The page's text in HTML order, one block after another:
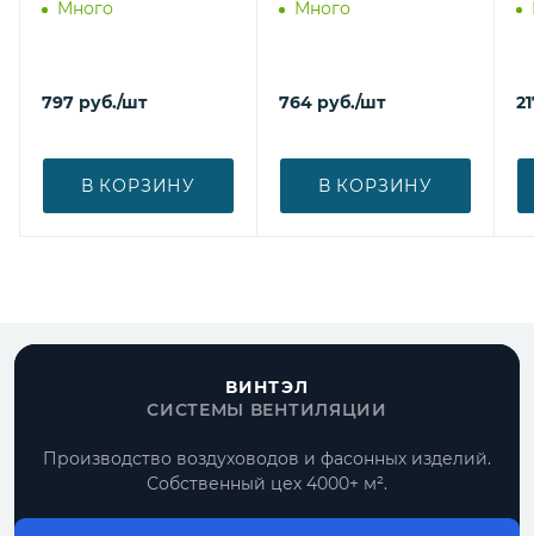
Много
797 руб./шт
В КОРЗИНУ
Много
764 руб./шт
В КОРЗИНУ
ВИНТЭЛ
СИСТЕМЫ ВЕНТИЛЯЦИИ
Производство воздуховодов и фасонных изделий.
Собственный цех 4000+ м².